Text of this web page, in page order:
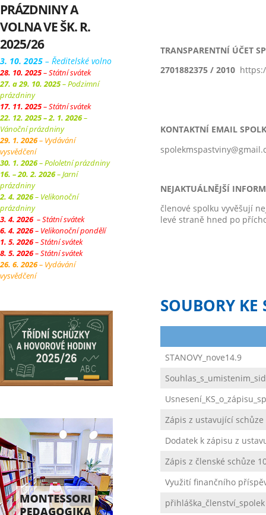
PRÁZDNINY A
VOLNA VE ŠK. R.
2025/26
3. 10. 2025 – Ředitelské volno
28. 10. 2025– Státní svátek
27. a 29. 10. 2025– Podzimní
prázdniny
17. 11. 2025– Státní svátek
22. 12. 2025 – 2. 1. 2026–
Vánoční prázdniny
29. 1. 2026– Vydávání
vysvědčení
30. 1. 2026– Pololetní prázdniny
16. – 20. 2. 2026– Jarní
prázdniny
2. 4. 2026– Velikonoční
prázdniny
3. 4. 2026– Státní svátek
6. 4. 2026– Velikonoční pondělí
1. 5. 2026– Státní svátek
8. 5. 2026– Státní svátek
26. 6. 2026– Vydávání
vysvědčení
TRANSPARENTNÍ ÚČET
2701882375 / 2010
KONTAKTNÍ EMAIL
NEJAKTUÁLNĚJŠÍ
členové spolku vyvěšují
levé straně hned po
SOUBORY KE
STANOVY_nove14.9
Zápis z ustavující schůze
Dodatek k zápisu z
Zápis z členské schůze
Využití finančního
přihláška_členství_spolek